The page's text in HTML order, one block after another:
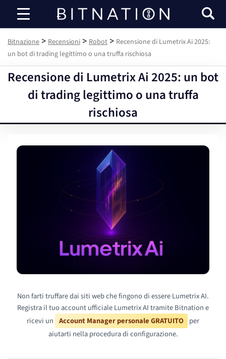
Bitnazione
Bitnazione > Recensioni > Robot > Recensione di Lumetrix Ai 2025:
un bot di trading legittimo o una truffa rischiosa
Recensione di Lumetrix Ai 2025: un bot
di trading legittimo o una truffa
rischiosa
Non farti truffare dai siti web che fingono di essere Lumetrix AI.
Registra il tuo account ufficiale Lumetrix AI tramite Bitnation e
ricevi un Account Manager personale GRATUITO per
aiutarti nella procedura di configurazione.